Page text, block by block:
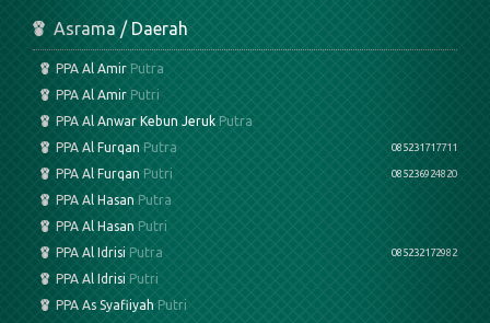
Asrama / Daerah
PPA Al Amir Putra
PPA Al Amir Putri
PPA Al Anwar Kebun Jeruk Putra
PPA Al Furqan Putra 085231717711
PPA Al Furqan Putri 085236924820
PPA Al Hasan Putra
PPA Al Hasan Putri
PPA Al Idrisi Putra 085232172982
PPA Al Idrisi Putri
PPA As Syafiiyah Putri